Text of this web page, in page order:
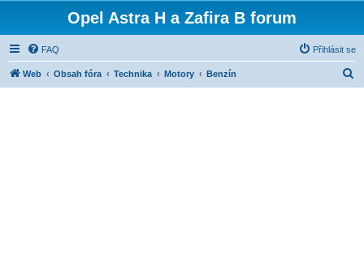
Opel Astra H a Zafira B forum
FAQ Přihlásit se
Web Obsah fóra Technika Motory Benzín